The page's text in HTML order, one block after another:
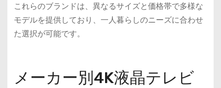
これらのブランドは、異なるサイズと価格帯で多様な
モデルを提供しており、一人暮らしのニーズに合わせ
た選択が可能です。
メーカー別4K液晶テレビ